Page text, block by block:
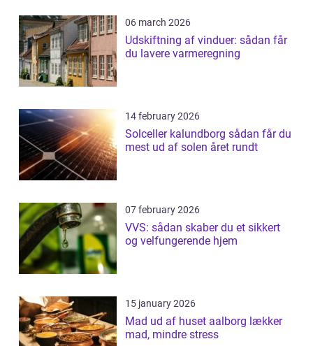
06 march 2026
Udskiftning af vinduer: sådan får
du lavere varmeregning
14 february 2026
Solceller kalundborg sådan får du
mest ud af solen året rundt
07 february 2026
VVS: sådan skaber du et sikkert
og velfungerende hjem
15 january 2026
Mad ud af huset aalborg lækker
mad, mindre stress